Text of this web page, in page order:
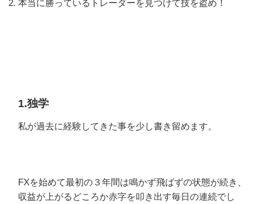
本当に勝っているトレーダーを見つけて技を盗め！
1.独学
私が過去に経験してきた事を少し書き留めます。
FXを始めて最初の３年間は鳴かず飛ばずの状態が続き、
収益が上がるどころか赤字を叩き出す毎日の連続でし